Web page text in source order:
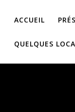
ACCUEIL
QUELQUES